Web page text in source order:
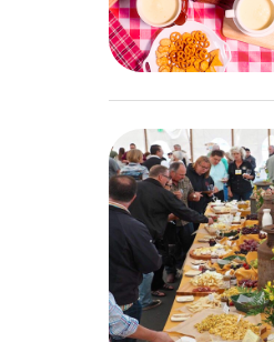
건강, 사랑,
특설무대
10월 8일(
체험비 : 사
숙성치즈